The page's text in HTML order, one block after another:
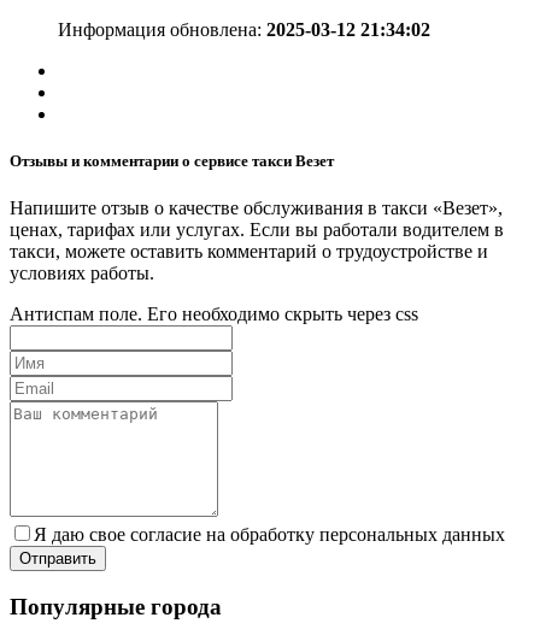
Информация обновлена: 2025-03-12 21:34:02
Отзывы и комментарии о сервисе такси Везет
Напишите отзыв о качестве обслуживания в такси «Везет»,
ценах, тарифах или услугах. Если вы работали водителем в
такси, можете оставить комментарий о трудоустройстве и
условиях работы.
Антиспам поле. Его необходимо скрыть через css
Я даю свое согласие на обработку персональных данных
Популярные города